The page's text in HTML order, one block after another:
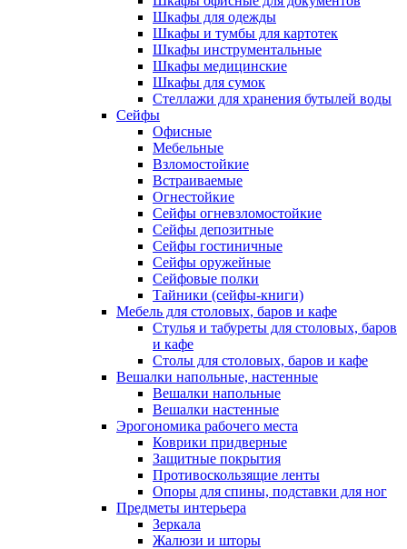
Шкафы для одежды
Шкафы и тумбы для картотек
Шкафы инструментальные
Шкафы медицинские
Шкафы для сумок
Стеллажи для хранения бутылей воды
Сейфы
Офисные
Мебельные
Взломостойкие
Встраиваемые
Огнестойкие
Сейфы огневзломостойкие
Сейфы депозитные
Сейфы гостиничные
Сейфы оружейные
Сейфовые полки
Тайники (сейфы-книги)
Мебель для столовых, баров и кафе
Стулья и табуреты для столовых, баров
и кафе
Столы для столовых, баров и кафе
Вешалки напольные, настенные
Вешалки напольные
Вешалки настенные
Эрогономика рабочего места
Коврики придверные
Защитные покрытия
Противоскользящие ленты
Опоры для спины, подставки для ног
Предметы интерьера
Зеркала
Жалюзи и шторы